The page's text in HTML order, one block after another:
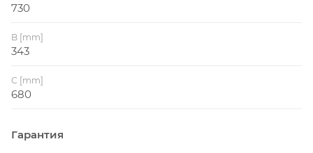
730
B [mm]
343
C [mm]
680
Гарантия